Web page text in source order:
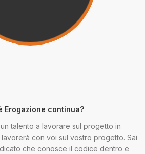
Erogazione continua?
talento a lavorare sul progetto in
lavorerà con voi sul vostro progetto. Sai
che conosce il codice dentro e